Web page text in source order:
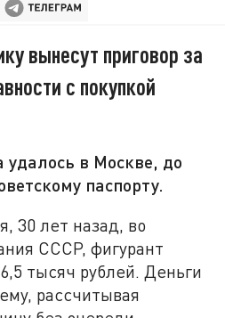
вынесут приговор за
с покупкой
в Москве, до
паспорту.
30 лет назад, во
СССР, фигурант
тысяч рублей. Деньги
рассчитывая